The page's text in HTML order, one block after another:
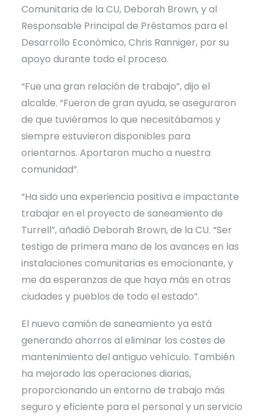
Comunitaria de la CU, Deborah Brown, y al
Responsable Principal de Préstamos para el
Desarrollo Económico, Chris Ranniger, por su
apoyo durante todo el proceso.
“Fue una gran relación de trabajo”, dijo el
alcalde. “Fueron de gran ayuda, se aseguraron
de que tuviéramos lo que necesitábamos y
siempre estuvieron disponibles para
orientarnos. Aportaron mucho a nuestra
comunidad”.
“Ha sido una experiencia positiva e impactante
trabajar en el proyecto de saneamiento de
Turrell”, añadió Deborah Brown, de la CU. “Ser
testigo de primera mano de los avances en las
instalaciones comunitarias es emocionante, y
me da esperanzas de que haya más en otras
ciudades y pueblos de todo el estado”.
El nuevo camión de saneamiento ya está
generando ahorros al eliminar los costes de
mantenimiento del antiguo vehículo. También
ha mejorado las operaciones diarias,
proporcionando un entorno de trabajo más
seguro y eficiente para el personal y un servicio